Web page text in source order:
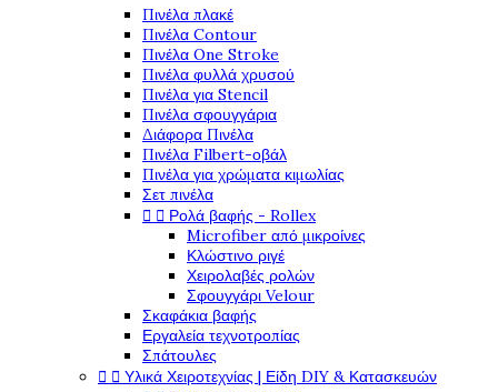
Πινέλα πλακέ
Πινέλα Contour
Πινέλα One Stroke
Πινέλα φυλλά χρυσού
Πινέλα για Stencil
Πινέλα σφουγγάρια
Διάφορα Πινέλα
Πινέλα Filbert-οβάλ
Πινέλα για χρώματα κιμωλίας
Σετ πινέλα
  Ρολά βαφής - Rollex
Microfiber από μικροίνες
Κλώστινο ριγέ
Χειρολαβές ρολών
Σφουγγάρι Velour
Σκαφάκια βαφής
Εργαλεία τεχνοτροπίας
Σπάτουλες
  Υλικά Χειροτεχνίας | Είδη DIY & Κατασκευών